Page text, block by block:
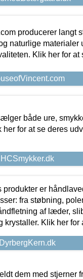
producerer langt
naturlige materialer
Klik her for at
både ure,
for at se deres
produkter er
fra støbning,
af læder,
krystaller. Klik her for
dem med stjerner